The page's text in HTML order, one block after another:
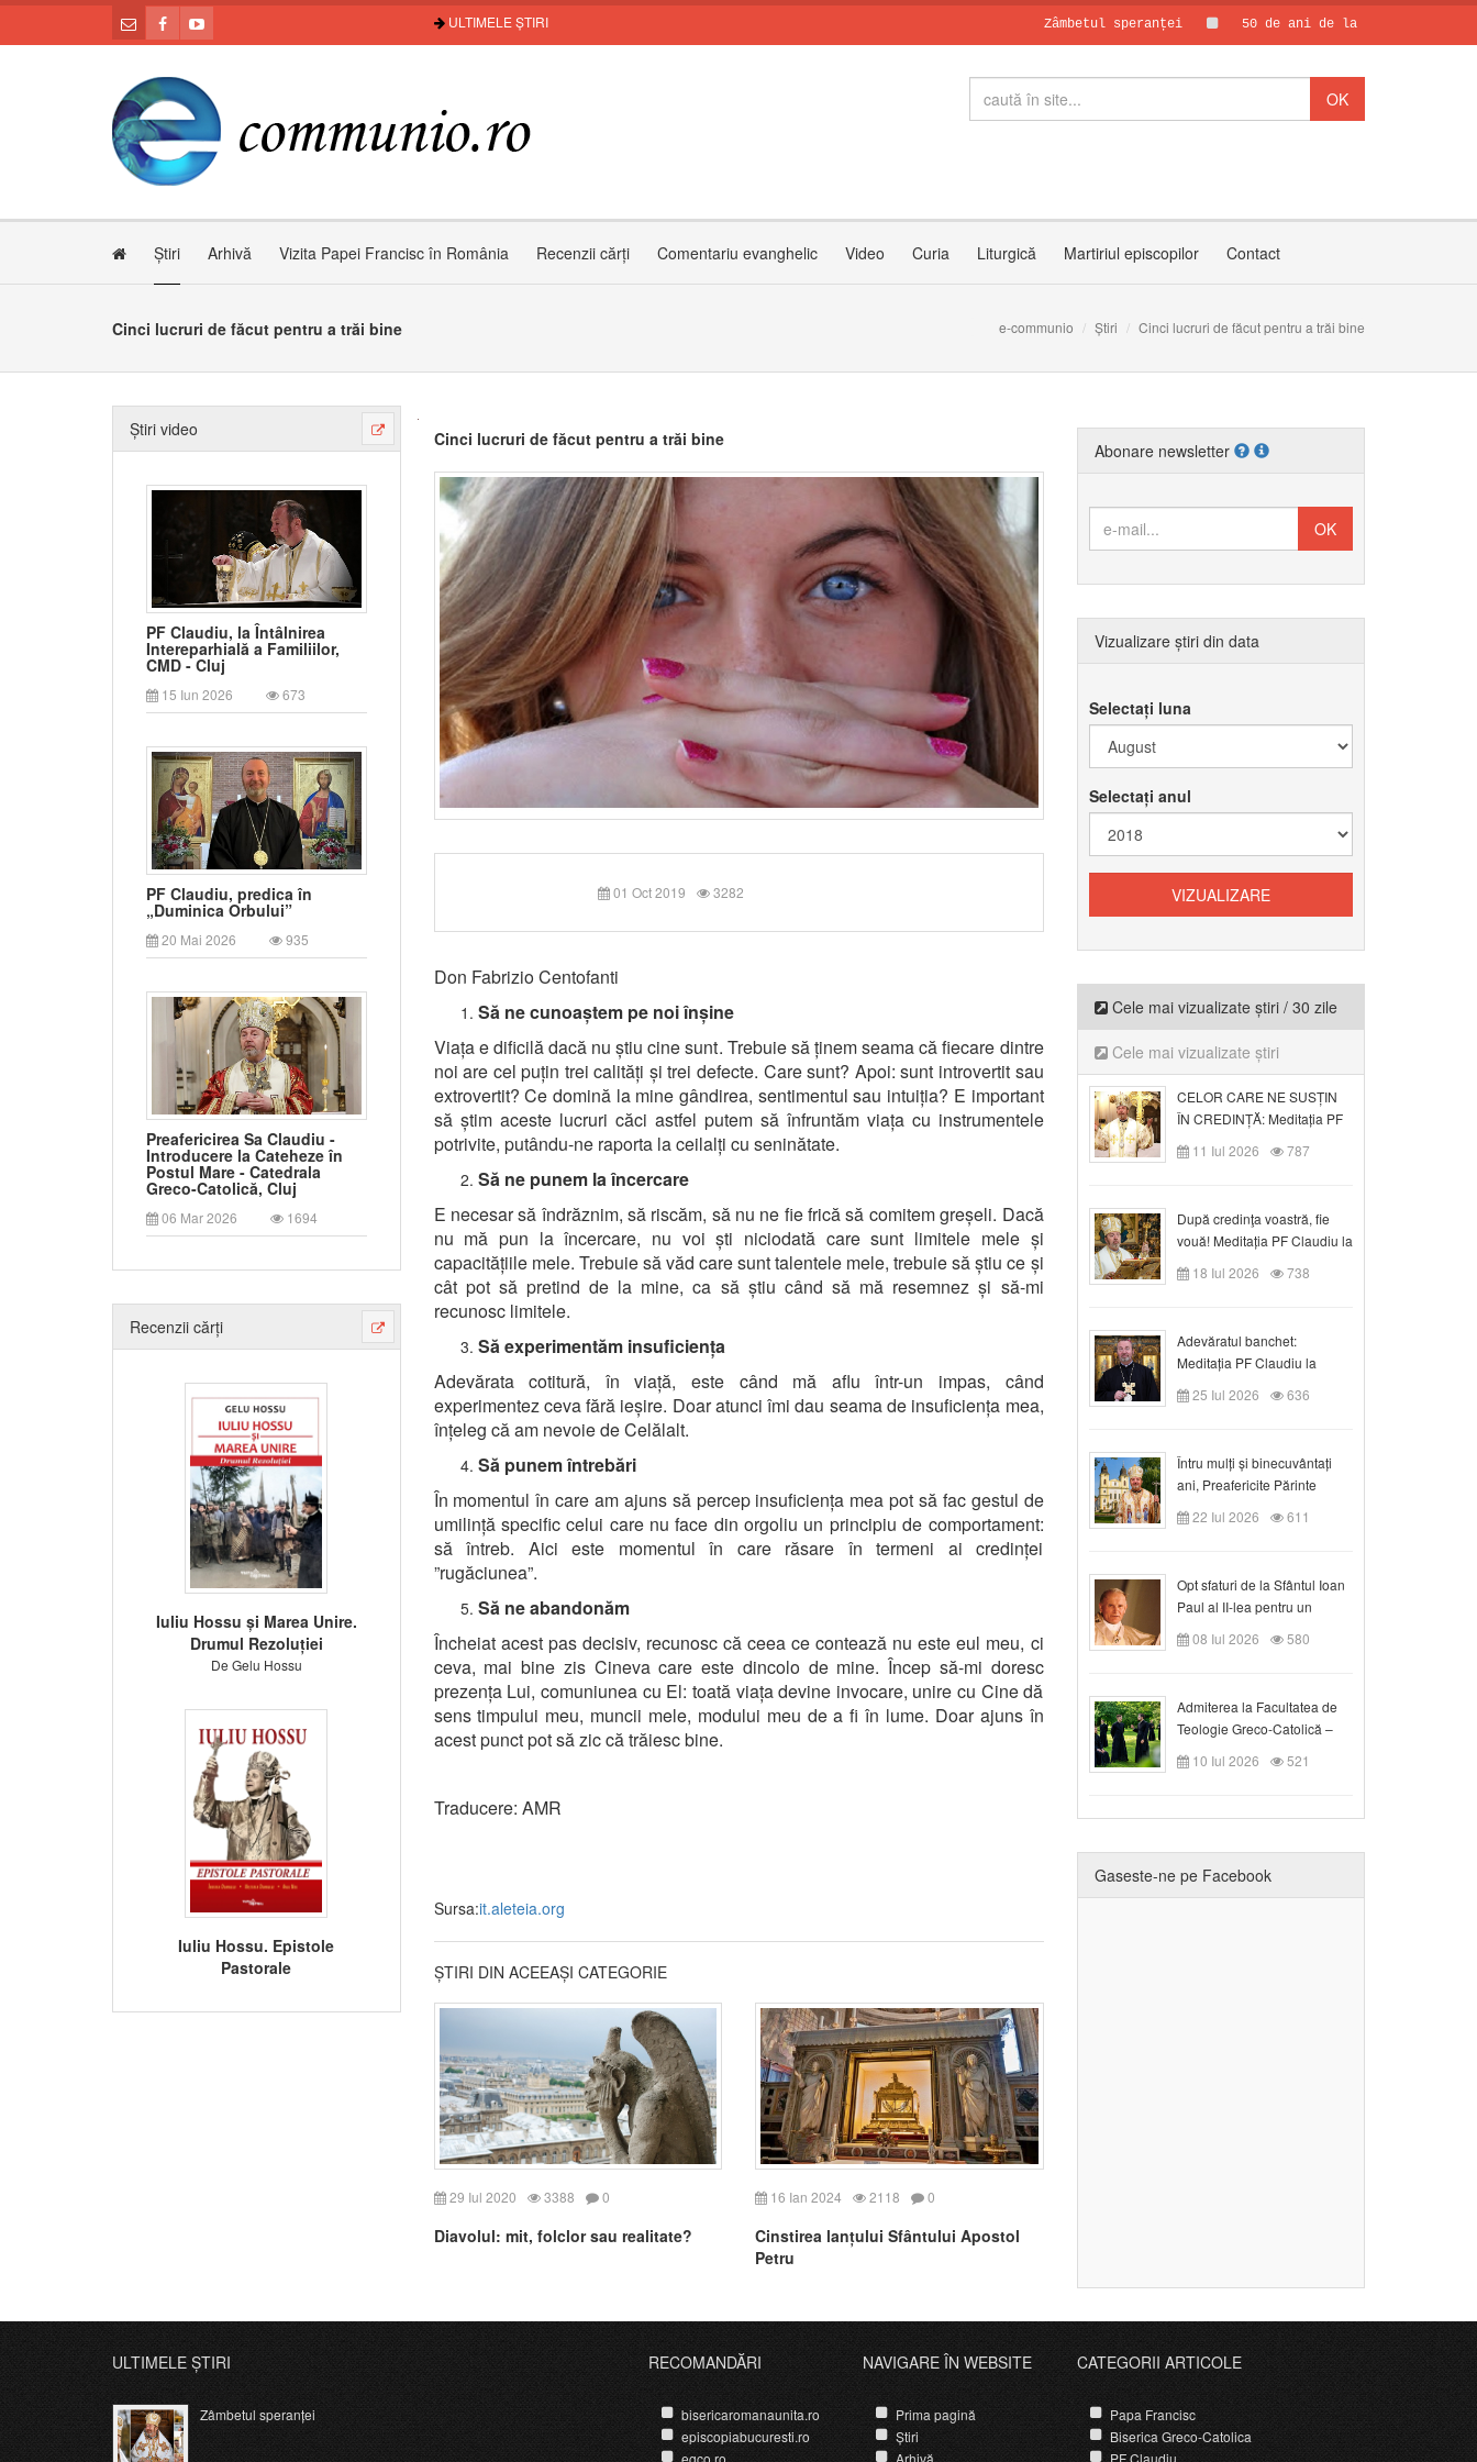
ULTIMELE ȘTIRI Zâmbetul speranței 50 de ani de la asasinarea părintelui
Știri Arhivă Vizita Papei Francisc în România Recenzii cărți Comentariu evanghelic Video Curia Liturgică Martiriul episcopilor Contact
Cinci lucruri de făcut pentru a trăi bine e-communio Știri Cinci lucruri de făcut pentru a trăi bine
Știri video
PF Claudiu, la Întâlnirea
Intereparhială a Familiilor,
CMD - Cluj
15 Iun 2026 673
PF Claudiu, predica în
„Duminica Orbului”
20 Mai 2026 935
Preafericirea Sa Claudiu -
Introducere la Cateheze în
Postul Mare - Catedrala
Greco-Catolică, Cluj
06 Mar 2026 1694
Recenzii cărți
Iuliu Hossu și Marea Unire.
Drumul Rezoluției
De Gelu Hossu
Iuliu Hossu. Epistole
Pastorale
Cinci lucruri de făcut pentru a trăi bine
01 Oct 2019 3282
Don Fabrizio Centofanti
Să ne cunoaștem pe noi înșine
Viața e dificilă dacă nu știu cine sunt. Trebuie să ținem seama că fiecare dintre
noi are cel puțin trei calități și trei defecte. Care sunt? Apoi: sunt introvertit sau
extrovertit? Ce domină la mine gândirea, sentimentul sau intuiția? E important
să știm aceste lucruri căci astfel putem să înfruntăm viața cu instrumentele
potrivite, putându-ne raporta la ceilalți cu seninătate.
Să ne punem la încercare
E necesar să îndrăznim, să riscăm, să nu ne fie frică să comitem greșeli. Dacă
nu mă pun la încercare, nu voi ști niciodată care sunt limitele mele și
capacitățiile mele. Trebuie să văd care sunt talentele mele, trebuie să știu ce și
cât pot să pretind de la mine, ca să știu când să mă resemnez și să-mi
recunosc limitele.
Să experimentăm insuficiența
Adevărata cotitură, în viață, este când mă aflu într-un impas, când
experimentez ceva fără ieșire. Doar atunci îmi dau seama de insuficiența mea,
înțeleg că am nevoie de Celălalt.
Să punem întrebări
În momentul în care am ajuns să percep insuficiența mea pot să fac gestul de
umilință specific celui care nu face din orgoliu un principiu de comportament:
să întreb. Aici este momentul în care răsare în termeni ai credinței
”rugăciunea”.
Să ne abandonăm
Încheiat acest pas decisiv, recunosc că ceea ce contează nu este eul meu, ci
ceva, mai bine zis Cineva care este dincolo de mine. Încep să-mi doresc
prezența Lui, comuniunea cu El: toată viața devine invocare, unire cu Cine dă
sens timpului meu, muncii mele, modului meu de a fi în lume. Doar ajuns în
acest punct pot să zic că trăiesc bine.
Traducere: AMR
Sursa:it.aleteia.org
ȘTIRI DIN ACEEAȘI CATEGORIE
29 Iul 2020 3388 0
Diavolul: mit, folclor sau realitate?
16 Ian 2024 2118 0
Cinstirea lanțului Sfântului Apostol
Petru
Abonare newsletter
Vizualizare știri din data
Selectați luna
Selectați anul
Cele mai vizualizate știri / 30 zile
Cele mai vizualizate știri
CELOR CARE NE SUSȚIN
ÎN CREDINȚĂ: Meditația PF
Claudiu la Duminica a VI-a
după Rusalii
11 Iul 2026 787
După credinţa voastră, fie
vouă! Meditația PF Claudiu la
duminica a VII-a după Rusalii
18 Iul 2026 738
Adevăratul banchet:
Meditația PF Claudiu la
Duminica a VIII-a după
Rusalii
25 Iul 2026 636
Întru mulți și binecuvântați
ani, Preafericite Părinte
Claudiu!
22 Iul 2026 611
Opt sfaturi de la Sfântul Ioan
Paul al II-lea pentru un
creștin
08 Iul 2026 580
Admiterea la Facultatea de
Teologie Greco-Catolică –
Departamentul Blaj în anul
universitar 2026/2027
10 Iul 2026 521
Gaseste-ne pe Facebook
ULTIMELE ȘTIRI
Zâmbetul speranței
RECOMANDĂRI
bisericaromanaunita.ro
episcopiabucuresti.ro
egco.ro
NAVIGARE ÎN WEBSITE
Prima pagină
Știri
Arhivă
CATEGORII ARTICOLE
Papa Francisc
Biserica Greco-Catolica
PF Claudiu